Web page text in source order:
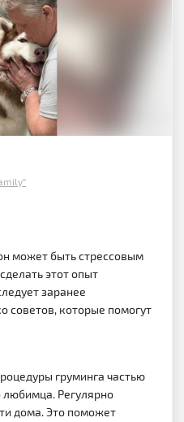
может быть стрессовым
этот опыт
заранее
советов, которые помогут
груминга частью
Регулярно
дома. Это поможет